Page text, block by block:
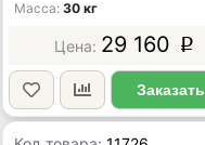
Масса 30 кг
29 160 p
Заказать